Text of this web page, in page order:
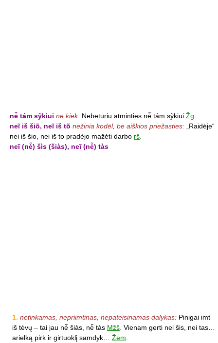
nė̃ tám sỹkiui nė kiek: Nebeturiu atminties nė̃ tám sỹkiui Žg
neĩ iš šiõ, neĩ iš tõ nežinia kodėl, be aiškios priežasties: „Raidėje“
nei iš šio, nei iš to pradėjo mažėti darbo rš
neĩ (nė̃) šìs (šiàs), neĩ (nė̃) tàs
1. netinkamas, nepriimtinas, nepateisinamas dalykas: Pinigai imt
iš tėvų – tai jau nė̃ šiàs, nė̃ tàs Mžš Vienam gerti nei šis, nei tas…
arielką pirk ir girtuoklį samdyk… Žem